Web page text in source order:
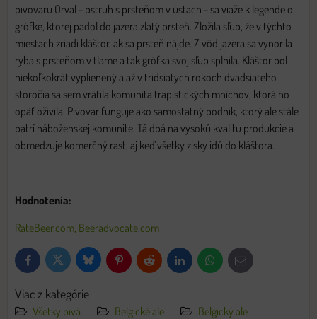
pivovaru Orval - pstruh s prsteňom v ústach - sa viaže k legende o
grófke, ktorej padol do jazera zlatý prsteň. Zložila sľub, že v týchto
miestach zriadi kláštor, ak sa prsteň nájde. Z vôd jazera sa vynorila
ryba s prsteňom v tlame a tak grófka svoj sľub splnila. Kláštor bol
niekoľkokrát vyplienený a až v tridsiatych rokoch dvadsiateho
storočia sa sem vrátila komunita trapistických mníchov, ktorá ho
opäť oživila. Pivovar funguje ako samostatný podnik, ktorý ale stále
patrí náboženskej komunite. Tá dbá na vysokú kvalitu produkcie a
obmedzuje komerčný rast, aj keď všetky zisky idú do kláštora.
Hodnotenia:
RateBeer.com, Beeradvocate.com
FacebookTwitter Bluesky PinterestReddit LinkedInWhatsApp
E-
mail
Viac z kategórie
Všetky pivá Belgické ale
Belgický ale